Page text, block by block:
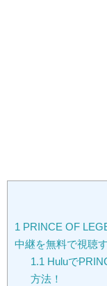
1 PRINCE OF
中継を無料で視聴
1.1 Huluで
方法！